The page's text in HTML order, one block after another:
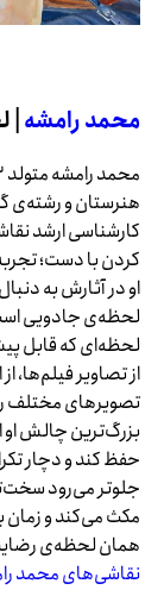
محمد رامشه |
هنرستان و رشته‌ی
کارشناسی ارشد
کردن با دست؛
او در آثارش به
لحظه‌ی جادویی است
لحظه‌ای که قابل
از تصاویر
تصویرهای مختلف
بزرگ‌ترین چالش
حفظ کند و دچار
جلوتر می‌رود
مکث می‌کند و زمان
همان لحظه‌ی
نقاشی‌های محمد